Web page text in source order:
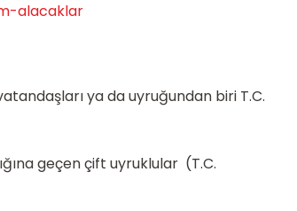
alacaklar
ya da uyruğundan biri T.C.
geçen çift uyruklular (T.C.